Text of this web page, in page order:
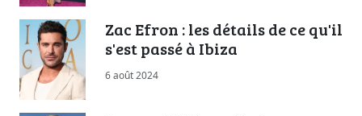
Zac Efron : les détails de ce qu'il
s'est passé à Ibiza
6 août 2024